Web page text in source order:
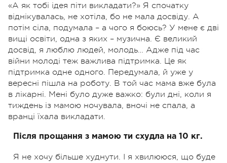
«А як тобі ідея піти викладати?» Я спочатку
віднікувалась, не хотіла, бо не мала досвіду. А
потім сіла, подумала – а чого я боюсь? У мене є дві
вищі освіти, одна з яких – музична. Є великий
досвід, я люблю людей, молодь… Адже під час
війни молоді теж важлива підтримка. Це як
підтримка одне одного. Передумала, й уже у
вересні пішла на роботу. В той час мама вже була
в лікарні. Мені було дуже важко: були дні, коли я
тиждень із мамою ночувала, вночі не спала, а
вранці їхала викладати.
Після прощання з мамою ти схудла на 10 кг.
Я не хочу більше худнути. І я хвилююся, що буде